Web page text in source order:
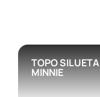
TOPO SILUETA
MINNIE